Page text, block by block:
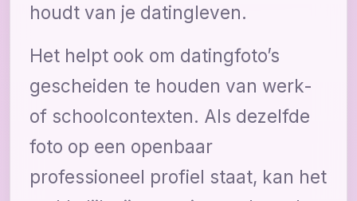
houdt van je datingleven.
Het helpt ook om datingfoto’s
gescheiden te houden van werk-
of schoolcontexten. Als dezelfde
foto op een openbaar
professioneel profiel staat, kan het